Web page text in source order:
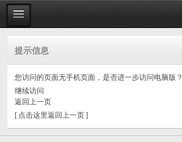
提示信息
您访问的页面无手机页面，是否进一步访问电脑版？
继续访问
返回上一页
[ 点击这里返回上一页 ]